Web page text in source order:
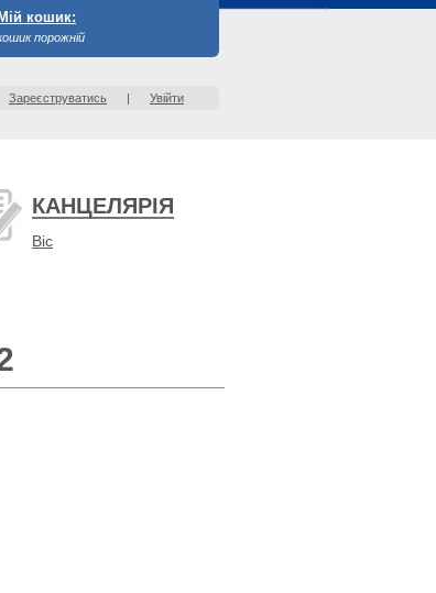
Мій кошик:
порожній
Зареєструватись | Увійти
КАНЦЕЛЯРІЯ
Bic